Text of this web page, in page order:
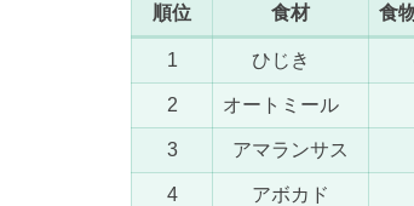
順位 食材 食
1 ひじき
2 オートミール
3 アマランサス
4 アボカド